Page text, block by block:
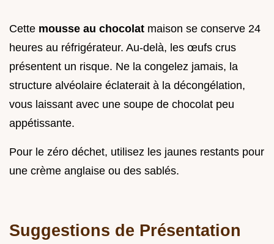
Cette mousse au chocolat maison se conserve 24
heures au réfrigérateur. Au-delà, les œufs crus
présentent un risque. Ne la congelez jamais, la
structure alvéolaire éclaterait à la décongélation,
vous laissant avec une soupe de chocolat peu
appétissante.
Pour le zéro déchet, utilisez les jaunes restants pour
une crème anglaise ou des sablés.
Suggestions de Présentation